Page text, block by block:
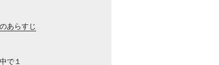
あらすじ
で１